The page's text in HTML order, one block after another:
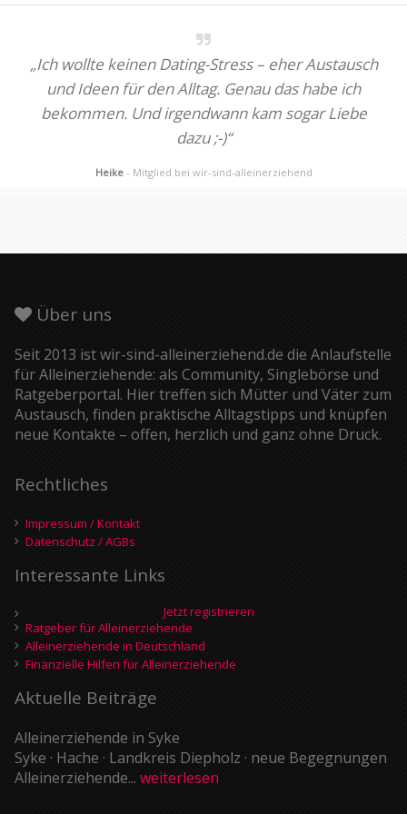
„Ich wollte keinen Dating-Stress – eher Austausch
und Ideen für den Alltag. Genau das habe ich
bekommen. Und irgendwann kam sogar Liebe
dazu ;-)“
Heike - Mitglied bei wir-sind-alleinerziehend
Über uns
Seit 2013 ist wir-sind-alleinerziehend.de die Anlaufstelle
für Alleinerziehende: als Community, Singlebörse und
Ratgeberportal. Hier treffen sich Mütter und Väter zum
Austausch, finden praktische Alltagstipps und knüpfen
neue Kontakte – offen, herzlich und ganz ohne Druck.
Rechtliches
Impressum / Kontakt
Datenschutz / AGBs
Interessante Links
Jetzt registrieren
Ratgeber für Alleinerziehende
Alleinerziehende in Deutschland
Finanzielle Hilfen für Alleinerziehende
Aktuelle Beiträge
Alleinerziehende in Syke
Syke · Hache · Landkreis Diepholz · neue Begegnungen
Alleinerziehende... weiterlesen